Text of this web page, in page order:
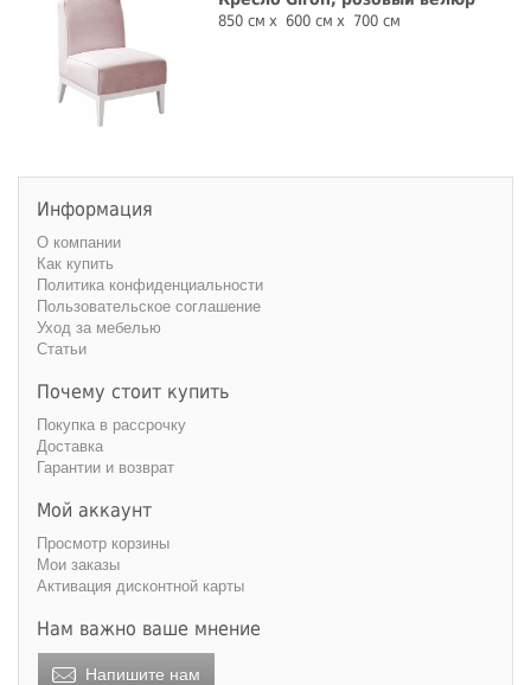
850 см 600 см 700 см
Информация
О компании
Как купить
Политика конфиденциальности
Пользовательское соглашение
Уход за мебелью
Статьи
Почему стоит купить
Покупка в рассрочку
Доставка
Гарантии и возврат
Мой аккаунт
Просмотр корзины
Мои заказы
Активация дисконтной карты
Нам важно ваше мнение
Напишите нам